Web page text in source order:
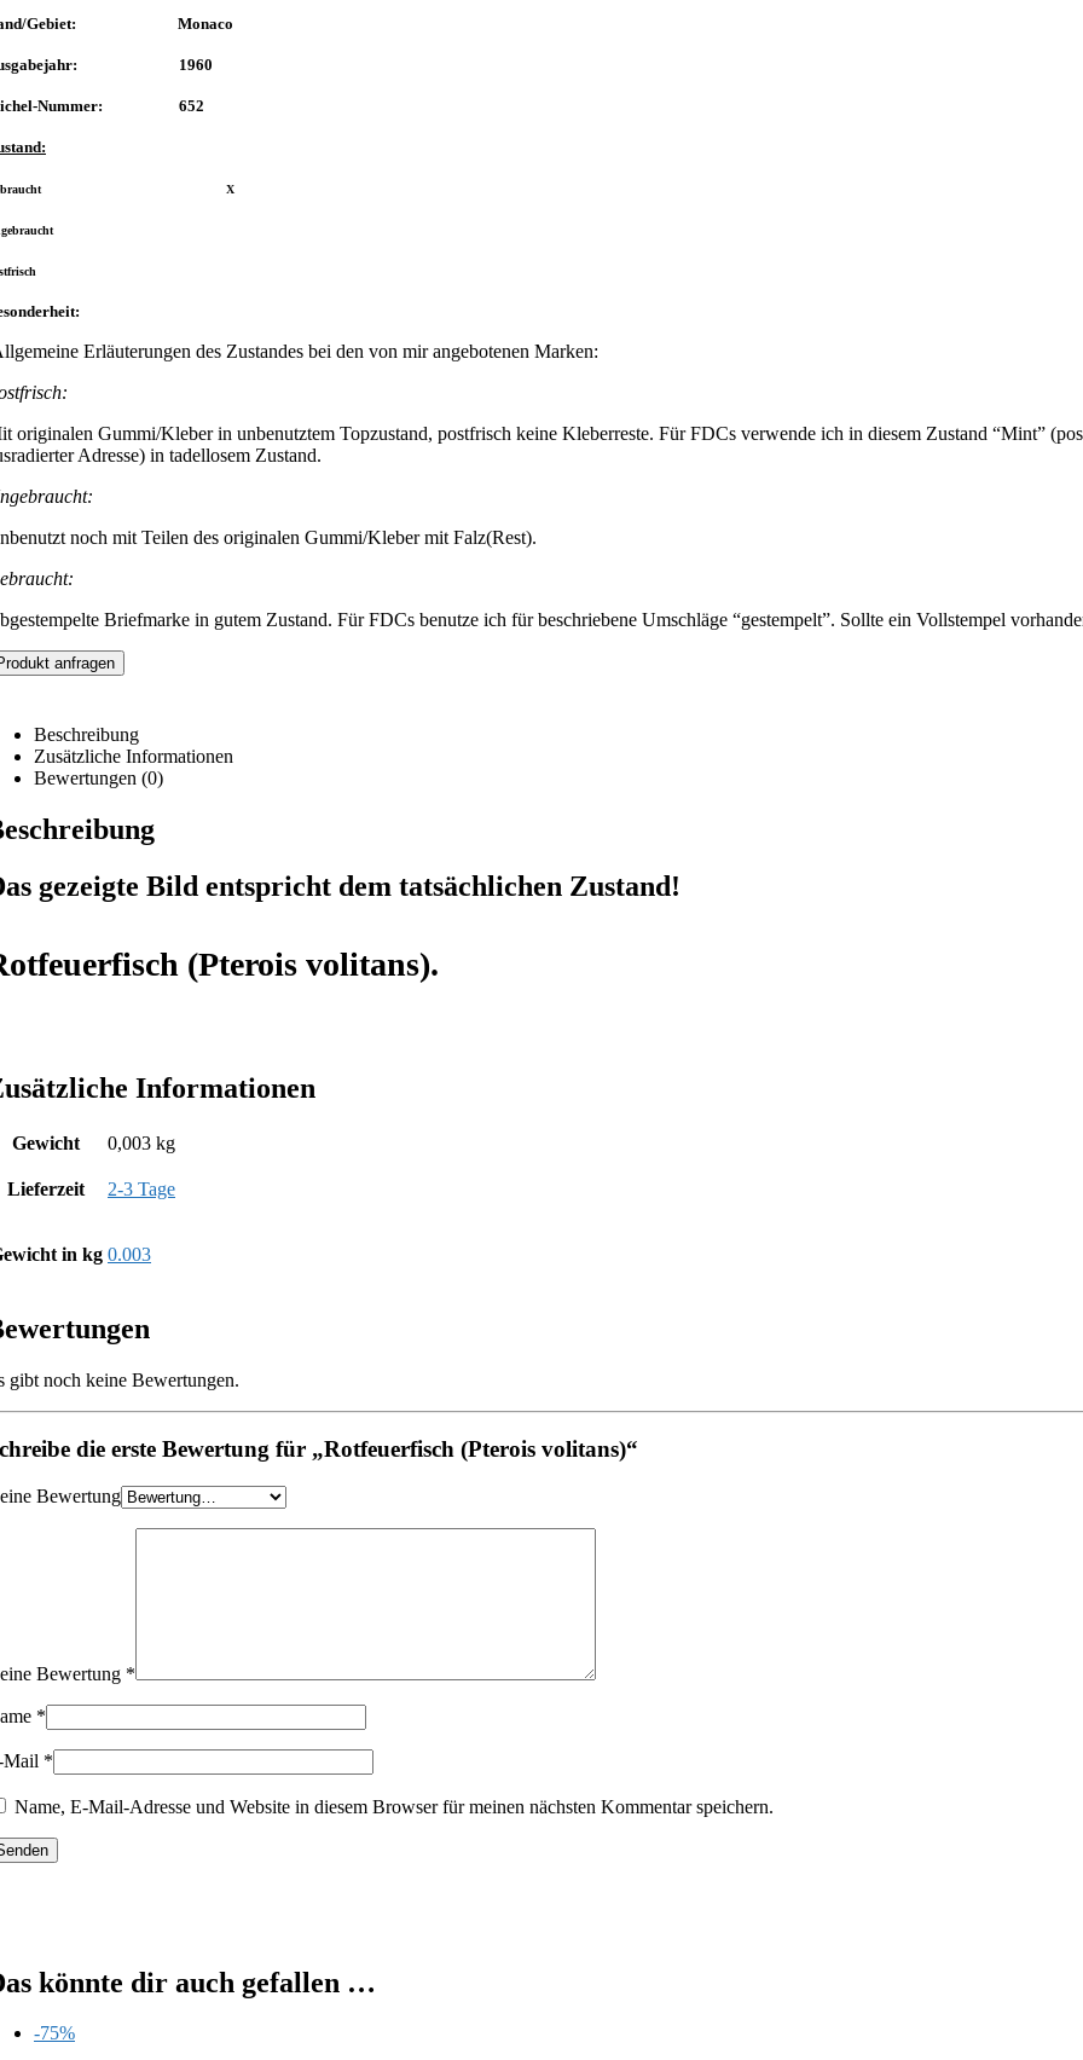
Gebiet: Monaco
1960
Nummer: 652
X
Erläuterungen des Zustandes bei den von mir angebotenen Marken:
originalen Gummi/Kleber in unbenutztem Topzustand, postfrisch keine Kleberreste. Für FDCs verwende ich in diesem Zustand “Mint”
Adresse) in tadellosem Zustand.
noch mit Teilen des originalen Gummi/Kleber mit Falz(Rest).
Briefmarke in gutem Zustand. Für FDCs benutze ich für beschriebene Umschläge “gestempelt”. Sollte ein Vollstempel
anfragen
Beschreibung
Zusätzliche Informationen
Bewertungen (0)
gezeigte Bild entspricht dem tatsächlichen Zustand!
(Pterois volitans).
Informationen
Gewicht 0,003 kg
Lieferzeit 2-3 Tage
in kg 0.003
gibt noch keine Bewertungen.
die erste Bewertung für „Rotfeuerfisch (Pterois volitans)“
Bewertung
Bewertung *
*
Mail *
Name, E-Mail-Adresse und Website in diesem Browser für meinen nächsten Kommentar speichern.
könnte dir auch gefallen …
-75%